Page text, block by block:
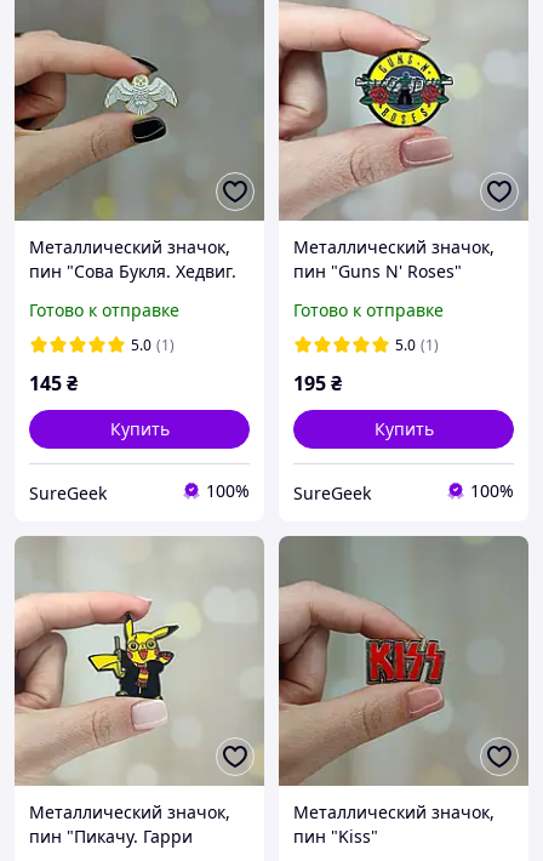
Металлический значок,
пин "Сова Букля. Хедвиг.
Готово к отправке
5.0 (1)
145₴
Купить
SureGeek 100%
Металлический значок,
пин "Guns N' Roses"
Готово к отправке
5.0 (1)
195₴
Купить
SureGeek 100%
Металлический значок,
пин "Пикачу. Гарри
Металлический значок,
пин "Kiss"